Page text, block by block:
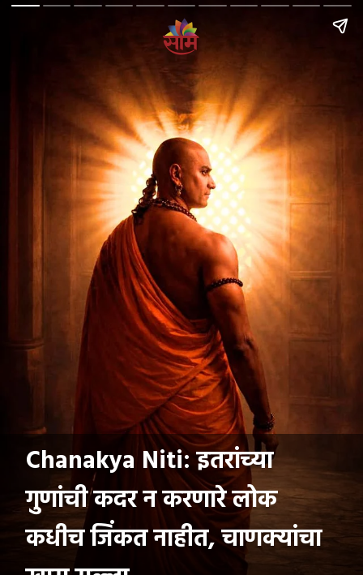
Chanakya Niti: इतरांच्या
गुणांची कदर न करणारे लोक
कधीच जिंकत नाहीत, चाणक्यांचा